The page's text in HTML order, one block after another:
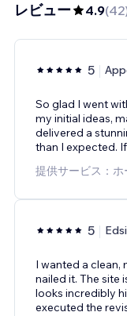
レビュー 4.9(42
5
So glad I went
my initial ideas,
delivered a
than I expected.
提供サービス：
5
I wanted a clean,
nailed it. The site
looks incredibly
executed the